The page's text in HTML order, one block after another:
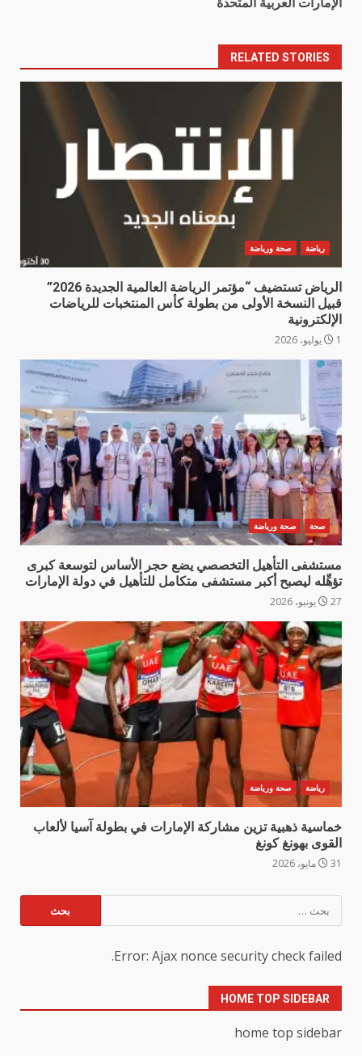
RELATED STORIES
رياضة صحة ورياضة
الرياض تستضيف “مؤتمر الرياضة العالمية الجديدة 2026”
قبيل النسخة الأولى من بطولة كأس المنتخبات للرياضات
الإلكترونية
1 يوليو، 2026
صحة صحة ورياضة
مستشفى التأهيل التخصصي يضع حجر الأساس لتوسعة كبرى
تؤهِّله ليصبح أكبر مستشفى متكامل للتأهيل في دولة الإمارات
27 يونيو، 2026
رياضة صحة ورياضة
خماسية ذهبية تزين مشاركة الإمارات في بطولة آسيا لألعاب
القوى بهونغ كونغ
31 مايو، 2026
عن:
Error: Ajax nonce security check failed.
HOME TOP SIDEBAR
home top sidebar